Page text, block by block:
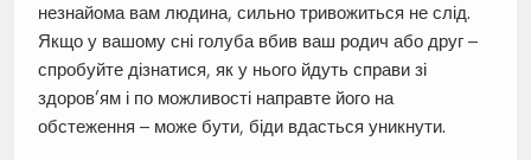
незнайома вам людина, сильно тривожиться не слід.
Якщо у вашому сні голуба вбив ваш родич або друг –
спробуйте дізнатися, як у нього йдуть справи зі
здоров’ям і по можливості направте його на
обстеження – може бути, біди вдасться уникнути.